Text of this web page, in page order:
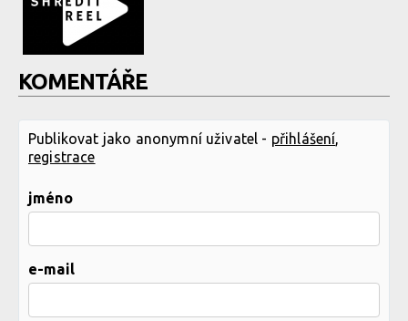
KOMENTÁŘE
Publikovat jako anonymní uživatel - přihlášení,
registrace
jméno
e-mail